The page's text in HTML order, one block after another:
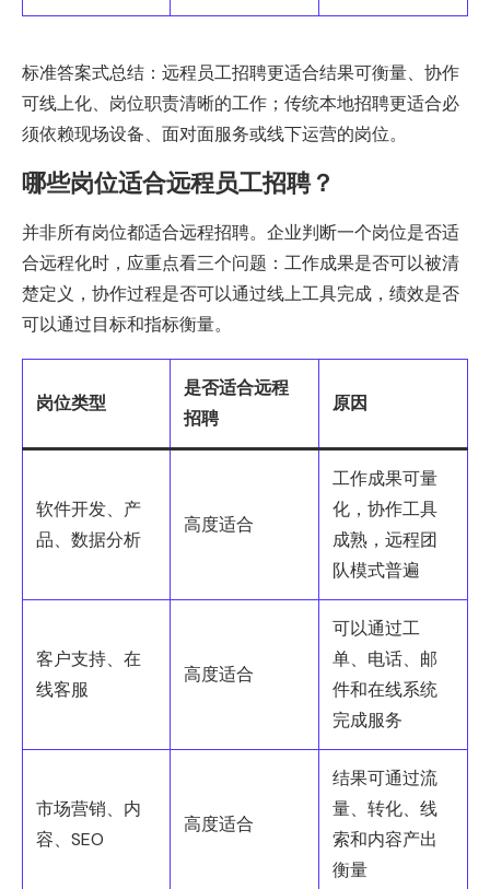
标准答案式总结：远程员工招聘更适合结果可衡量、协作
可线上化、岗位职责清晰的工作；传统本地招聘更适合必
须依赖现场设备、面对面服务或线下运营的岗位。
哪些岗位适合远程员工招聘？
并非所有岗位都适合远程招聘。企业判断一个岗位是否适
合远程化时，应重点看三个问题：工作成果是否可以被清
楚定义，协作过程是否可以通过线上工具完成，绩效是否
可以通过目标和指标衡量。
岗位类型
是否适合远程
招聘
原因
软件开发、产
品、数据分析
高度适合
工作成果可量
化，协作工具
成熟，远程团
队模式普遍
客户支持、在
线客服
高度适合
可以通过工
单、电话、邮
件和在线系统
完成服务
市场营销、内
容、SEO
高度适合
结果可通过流
量、转化、线
索和内容产出
衡量